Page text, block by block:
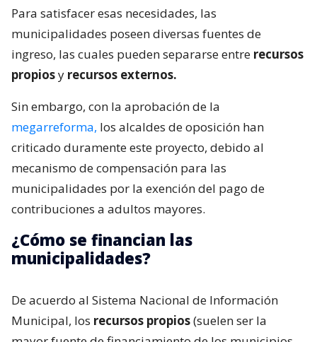
Para satisfacer esas necesidades, las
municipalidades poseen diversas fuentes de
ingreso, las cuales pueden separarse entre recursos
propiosy recursos externos.
Sin embargo, con la aprobación de la
megarreforma, los alcaldes de oposición han
criticado duramente este proyecto, debido al
mecanismo de compensación para las
municipalidades por la exención del pago de
contribuciones a adultos mayores.
¿Cómo se financian las
municipalidades?
De acuerdo al Sistema Nacional de Información
Municipal, los recursos propios(suelen ser la